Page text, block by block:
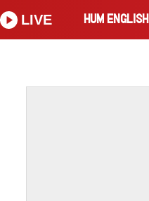
HUM ENGLISH
LIVE